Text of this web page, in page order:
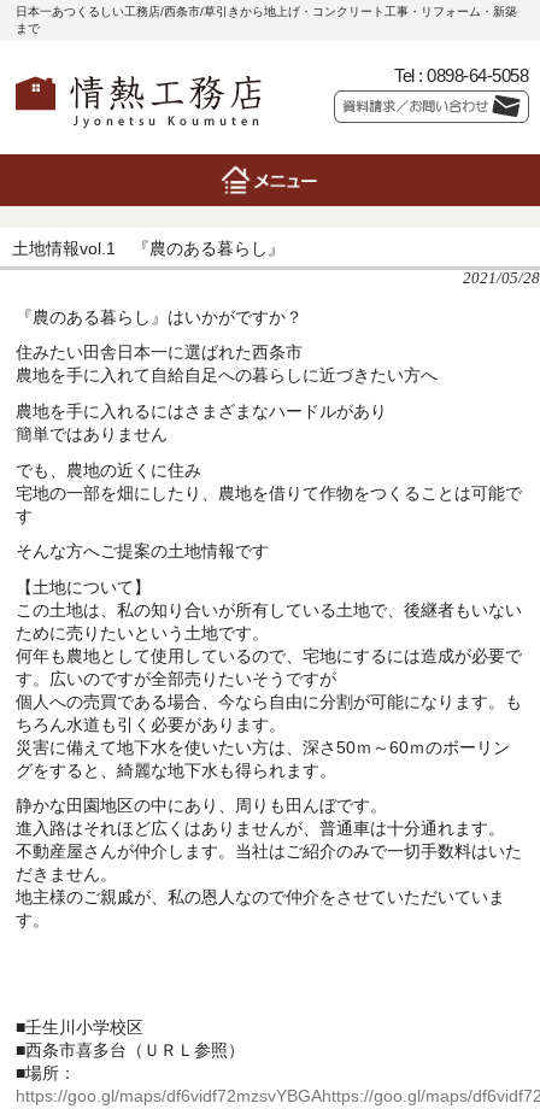
日本一あつくるしい工務店/西条市/草引きから地上げ・コンクリート工事・リフォーム・新築
まで
Tel : 0898-64-5058
土地情報vol.1 『農のある暮らし』
2021/05/28
『農のある暮らし』はいかがですか？
住みたい田舎日本一に選ばれた西条市
農地を手に入れて自給自足への暮らしに近づきたい方へ
農地を手に入れるにはさまざまなハードルがあり
簡単ではありません
でも、農地の近くに住み
宅地の一部を畑にしたり、農地を借りて作物をつくることは可能で
す
そんな方へご提案の土地情報です
【土地について】
この土地は、私の知り合いが所有している土地で、後継者もいない
ために売りたいという土地です。
何年も農地として使用しているので、宅地にするには造成が必要で
す。広いのですが全部売りたいそうですが
個人への売買である場合、今なら自由に分割が可能になります。も
ちろん水道も引く必要があります。
災害に備えて地下水を使いたい方は、深さ50ｍ～60ｍのボーリン
グをすると、綺麗な地下水も得られます。
静かな田園地区の中にあり、周りも田んぼです。
進入路はそれほど広くはありませんが、普通車は十分通れます。
不動産屋さんが仲介します。当社はご紹介のみで一切手数料はいた
だきません。
地主様のご親戚が、私の恩人なので仲介をさせていただいていま
す。
■壬生川小学校区
■西条市喜多台（ＵＲＬ参照）
■場所：
https://goo.gl/maps/df6vidf72mzsvYBGAhttps://goo.gl/maps/